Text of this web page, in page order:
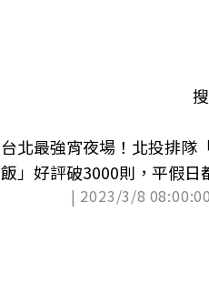
台北最強宵夜場！北投排隊
飯」好評破3000則，平假日
| 2023/3/8